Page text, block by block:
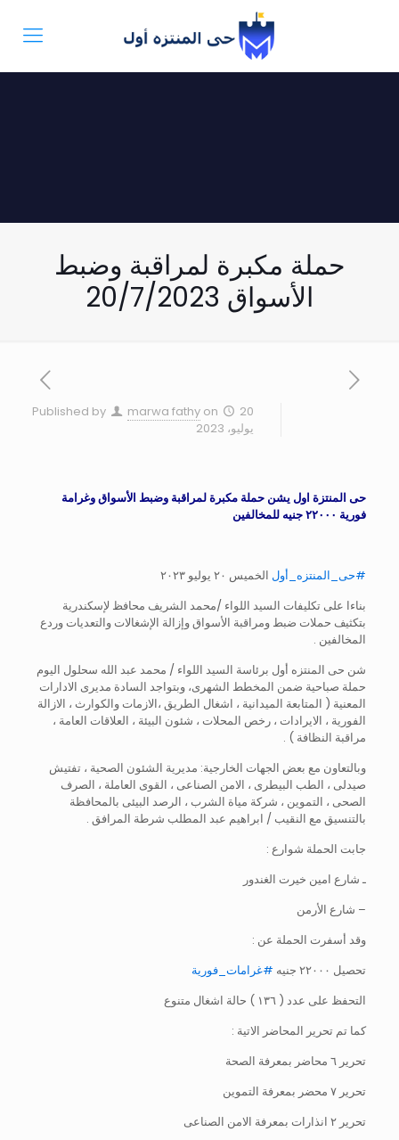
حملة مكبرة لمراقبة وضبط
الأسواق 20/7/2023
Published by marwa fathy on
20
يوليو، 2023
حى المنتزة اول يشن حملة مكبرة لمراقبة وضبط الأسواق وغرامة
فورية ٢٢٠٠٠ جنيه للمخالفين
#حى_المنتزه_أول الخميس ٢٠ يوليو ٢٠٢٣
بناءا على تكليفات السيد اللواء /محمد الشريف محافظ لإسكندرية
بتكثيف حملات ضبط ومراقبة الأسواق وإزالة الإشغالات والتعديات وردع
المخالفين .
شن حى المنتزه أول برئاسة السيد اللواء / محمد عبد الله سحلول اليوم
حملة صباحية ضمن المخطط الشهرى، وبتواجد السادة مديرى الادارات
المعنية ( المتابعة الميدانية ، اشغال الطريق ،الازمات والكوارث ، الازالة
الفورية ، الايرادات ، رخص المحلات ، شئون البيئة ، العلاقات العامة ،
مراقبة النظافة ) .
وبالتعاون مع بعض الجهات الخارجية: مديرية الشئون الصحية ، تفتيش
صيدلى ، الطب البيطرى ، الامن الصناعى ، القوى العاملة ، الصرف
الصحى ، التموين ، شركة مياة الشرب ، الرصد البيئى بالمحافظة
بالتنسيق مع النقيب / ابراهيم عبد المطلب شرطة المرافق .
جابت الحملة شوارع :
ـ شارع امين خيرت الغندور
– شارع الأرمن
وقد أسفرت الحملة عن :
تحصيل ٢٢٠٠٠ جنيه
#غرامات_فورية
التحفظ على عدد ( ١٣٦ ) حالة اشغال متنوع
كما تم تحرير المحاضر الاتية :
تحرير ٦ محاضر بمعرفة الصحة
تحرير ٧ محضر بمعرفة التموين
تحرير ٢ انذارات بمعرفة الامن الصناعى